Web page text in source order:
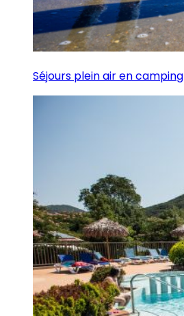
Séjours plein air en camping